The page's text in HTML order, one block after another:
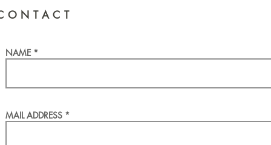
NAME
MAIL ADDRESS